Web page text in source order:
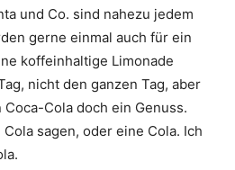
und Co. sind nahezu jedem
gerne einmal auch für ein
koffeinhaltige Limonade
nicht den ganzen Tag, aber
Cola doch ein Genuss.
sagen, oder eine Cola. Ich